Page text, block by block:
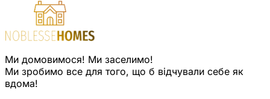
Ми домовимося! Ми заселимо!
Ми зробимо все для того, що б відчували себе як
вдома!